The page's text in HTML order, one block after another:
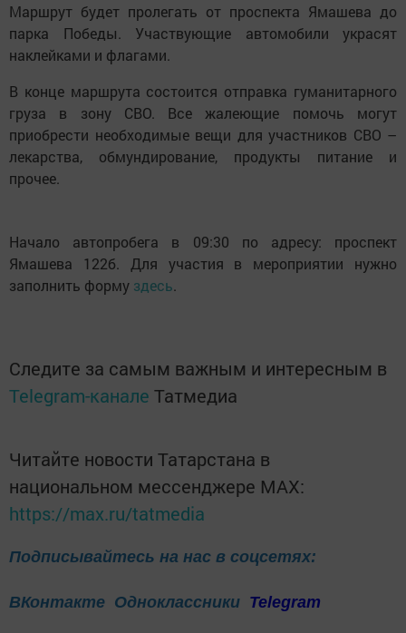
Маршрут будет пролегать от проспекта Ямашева до
парка Победы. Участвующие автомобили украсят
наклейками и флагами.
В конце маршрута состоится отправка гуманитарного
груза в зону СВО. Все жалеющие помочь могут
приобрести необходимые вещи для участников СВО –
лекарства, обмундирование, продукты питание и
прочее.
Начало автопробега в 09:30 по адресу: проспект
Ямашева 122б. Для участия в мероприятии нужно
заполнить форму здесь.
Следите за самым важным и интересным в
Telegram-канале Татмедиа
Читайте новости Татарстана в
национальном мессенджере MАХ:
https://max.ru/tatmedia
Подписывайтесь на нас в соцсетях:
ВКонтакте Одноклассники Telegram